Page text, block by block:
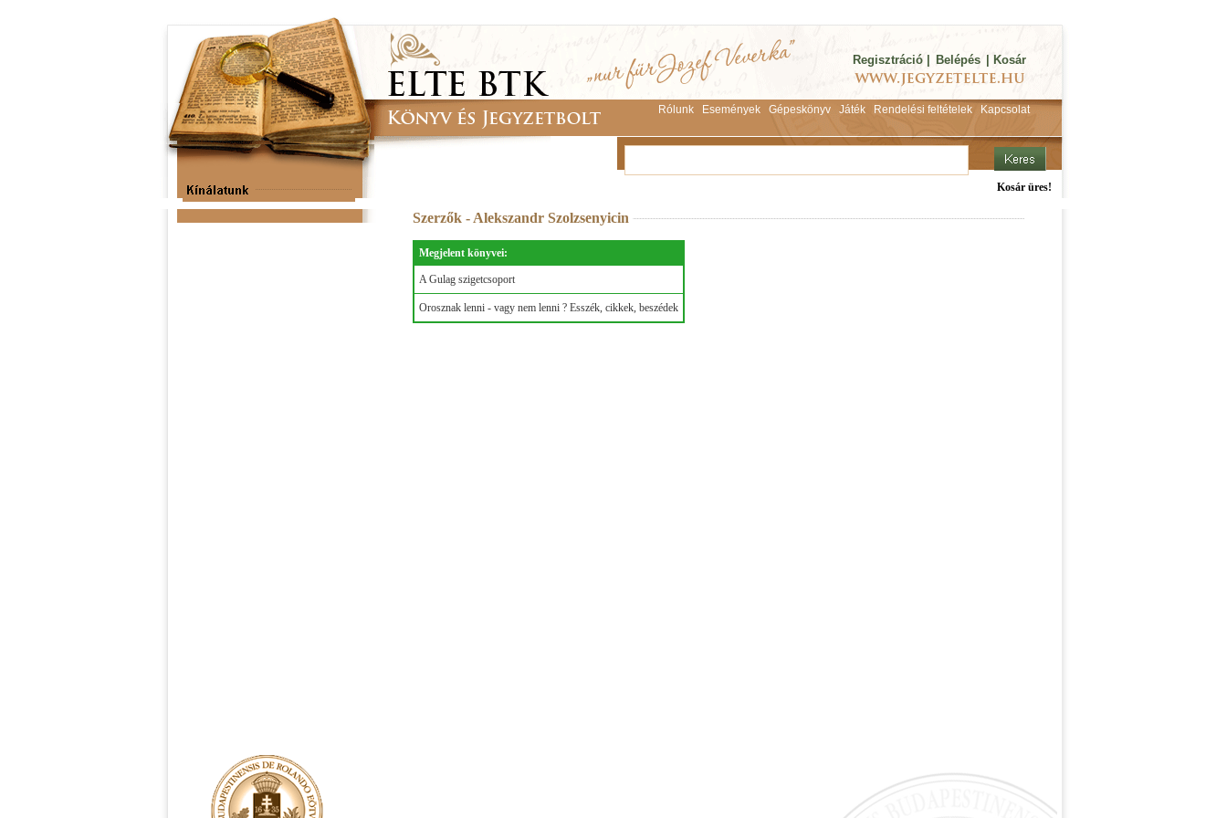
Regisztráció Belépés Kosár
Rólunk Események Gépeskönyv Játék Rendelési feltételek Kapcsolat
Kosár üres!
Szerzők - Alekszandr Szolzsenyicin
Megjelent könyvei:
A Gulag szigetcsoport
Orosznak lenni - vagy nem lenni ? Esszék, cikkek, beszédek